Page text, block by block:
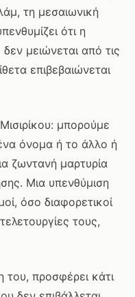
τη μεσαιωνική
ότι η
μειώνεται από τις
επιβεβαιώνεται
μπορούμε
όνομα ή το άλλο ή
ζωντανή μαρτυρία
Μια υπενθύμιση
όσο διαφορετικοί
τους,
του, προσφέρει κάτι